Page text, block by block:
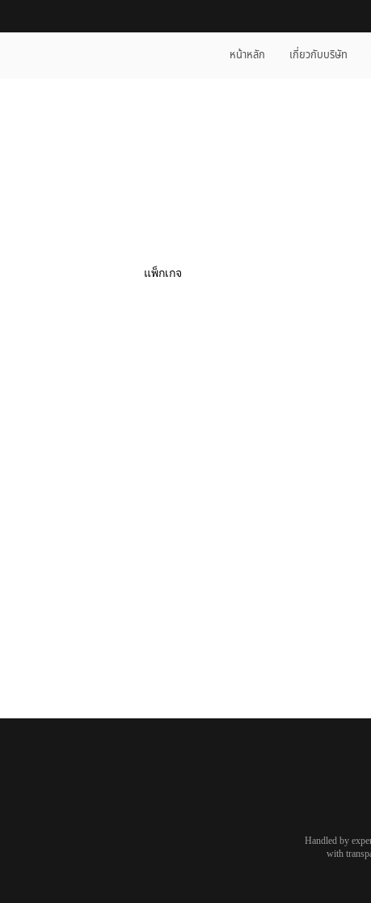
หน้าหลัก เกี่ยวกับบริษัท
แพ็กเกจ
Handled by
with